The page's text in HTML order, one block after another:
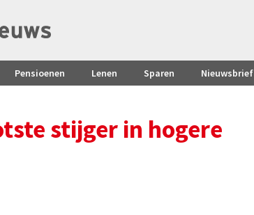
Pensioenen Lenen Sparen Nieuwsbrief
stijger in hogere